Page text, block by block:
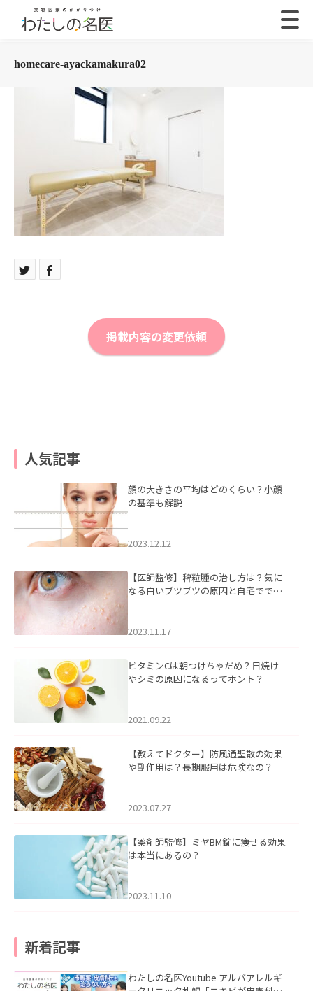
homecare-ayackamakura02
掲載内容の変更依頼
人気記事
顔の大きさの平均はどのくらい？小顔
の基準も解説
2023.12.12
【医師監修】稗粒腫の治し方は？気に
なる白いブツブツの原因と自宅ででき
2023.11.17
ビタミンCは朝つけちゃだめ？日焼け
やシミの原因になるってホント？
2021.09.22
【教えてドクター】防風通聖散の効果
や副作用は？長期服用は危険なの？
2023.07.27
【薬剤師監修】ミヤBM錠に痩せる効果
は本当にあるの？
2023.11.10
新着記事
わたしの名医Youtube アルバアレルギ